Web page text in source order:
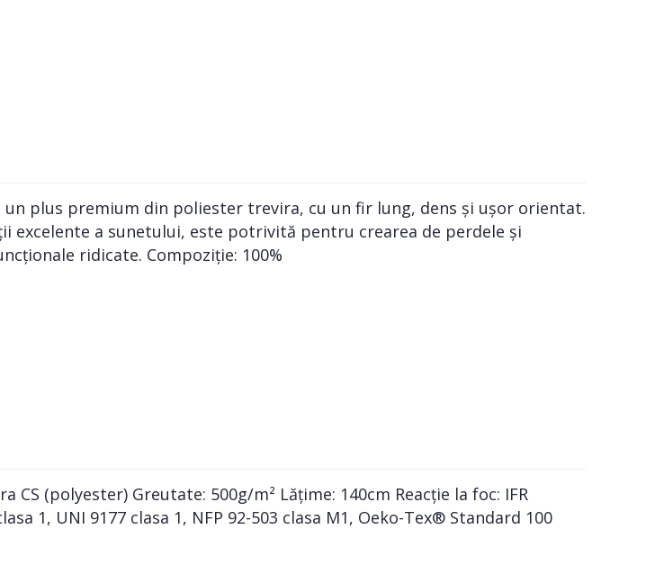
plus premium din poliester trevira, cu un fir lung, dens și ușor orientat.
excelente a sunetului, este potrivită pentru crearea de perdele și
ridicate. Compoziție: 100%
(polyester) Greutate: 500g/m² Lățime: 140cm Reacție la foc: IFR
1, UNI 9177 clasa 1, NFP 92-503 clasa M1, Oeko-Tex® Standard 100